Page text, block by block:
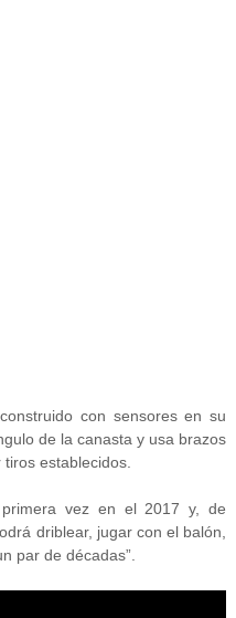
con sensores en su
de la canasta y usa brazos
establecidos.
vez en el 2017 y, de
driblear, jugar con el balón,
par de décadas”.